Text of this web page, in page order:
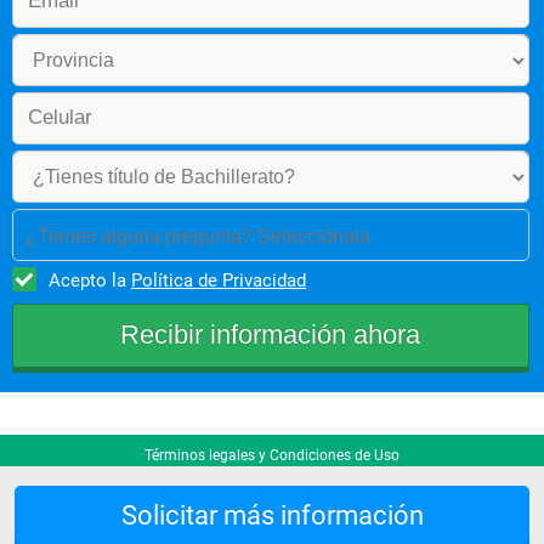
Solicitar más información
¿Tienes alguna pregunta? Selecciónala
Acepto la Política de Privacidad
Términos legales y Condiciones de Uso